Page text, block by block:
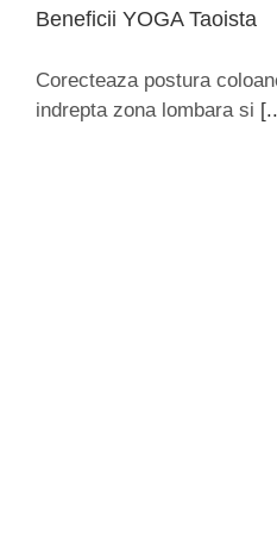
Beneficii YOGA Taoista
Corecteaza postura
indrepta zona lombara si